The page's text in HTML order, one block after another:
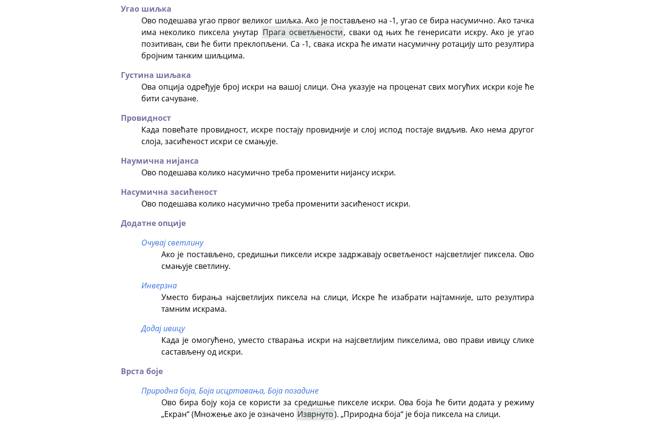
Угао шиљка
Ово подешава угао првог великог шиљка. Ако је постављено на -1, угао се бира насумично. Ако тачка
има неколико пиксела унутар Прага осветљености, сваки од њих ће генерисати искру. Ако је угао
позитиван, сви ће бити преклопљени. Са -1, свака искра ће имати насумичну ротацију што резултира
бројним танким шиљцима.
Густина шиљака
Ова опција одређује број искри на вашој слици. Она указује на проценат свих могућих искри које ће
бити сачуване.
Провидност
Када повећате провидност, искре постају провидније и слој испод постаје видљив. Ако нема другог
слоја, засићеност искри се смањује.
Наумична нијанса
Ово подешава колико насумично треба променити нијансу искри.
Насумична засићеност
Ово подешава колико насумично треба променити засићеност искри.
Додатне опције
Очувај светлину
Ако је постављено, средишњи пиксели искре задржавају осветљеност најсветлијег пиксела. Ово
смањује светлину.
Инверзна
Уместо бирања најсветлијих пиксела на слици, Искре ће изабрати најтамније, што резултира
тамним искрама.
Додај ивицу
Када је омогућено, уместо стварања искри на најсветлијим пикселима, ово прави ивицу слике
састављену од искри.
Врста боје
Природна боја, Боја исцртавања, Боја позадине
Ово бира боју која се користи за средишње пикселе искри. Ова боја ће бити додата у режиму
„Екран“ (Множење ако је означено Изврнуто).„Природна боја“ је боја пиксела на слици.